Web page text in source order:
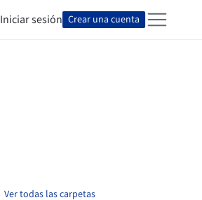
Iniciar sesión Crear una cuenta
Ver todas las carpetas